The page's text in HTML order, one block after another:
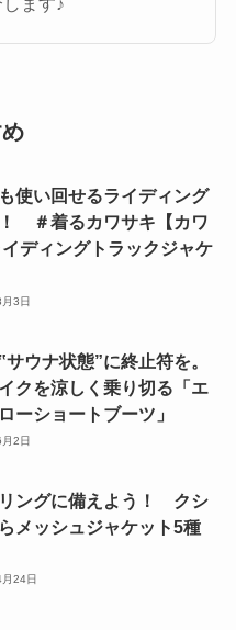
使い回せるライディング
＃着るカワサキ【カワ
ディングトラックジャケ
3日
サウナ状態”に終止符を。
クを涼しく乗り切る「エ
ーショートブーツ」
2日
ングに備えよう！ クシ
メッシュジャケット5種
24日